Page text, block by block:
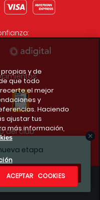
etapa
del club
propias y de
que todo
el mejor
y
Haciendo
ajustar tus
más información,
ACEPTAR COOKIES